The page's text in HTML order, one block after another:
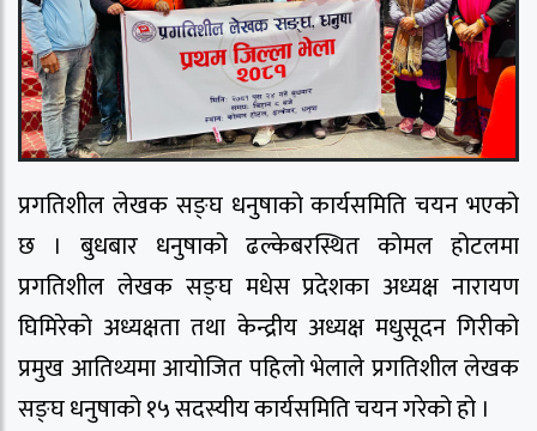
प्रगतिशील लेखक सङ्घ धनुषाको कार्यसमिति चयन भएको
छ । बुधबार धनुषाको ढल्केबरस्थित कोमल होटलमा
प्रगतिशील लेखक सङ्घ मधेस प्रदेशका अध्यक्ष नारायण
घिमिरेको अध्यक्षता तथा केन्द्रीय अध्यक्ष मधुसूदन गिरीको
प्रमुख आतिथ्यमा आयोजित पहिलो भेलाले प्रगतिशील लेखक
सङ्घ धनुषाको १५ सदस्यीय कार्यसमिति चयन गरेको हो ।